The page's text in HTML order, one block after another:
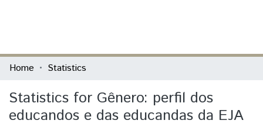
Communities & Collections
All of DSpace
Home Statistics
Statistics for Gênero: perfil dos
educandos e das educandas da EJA